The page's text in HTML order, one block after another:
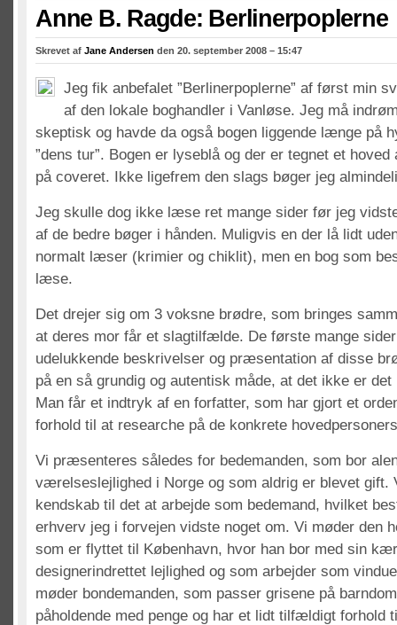
Anne B. Ragde: Berlinerpoplerne
Skrevet af Jane Andersen den 20. september 2008 – 15:47
Jeg fik anbefalet ”Berlinerpoplerne” af først min
af den lokale boghandler i Vanløse. Jeg må
skeptisk og havde da også bogen liggende længe på
”dens tur”. Bogen er lyseblå og der er tegnet et
på coveret. Ikke ligefrem den slags bøger jeg
Jeg skulle dog ikke læse ret mange sider før jeg
af de bedre bøger i hånden. Muligvis en der lå lidt
normalt læser (krimier og chiklit), men en bog som
læse.
Det drejer sig om 3 voksne brødre, som bringes
at deres mor får et slagtilfælde. De første mange
udelukkende beskrivelser og præsentation af disse
på en så grundig og autentisk måde, at det ikke er
Man får et indtryk af en forfatter, som har gjort et
forhold til at researche på de konkrete
Vi præsenteres således for bedemanden, som bor
værelseslejlighed i Norge og som aldrig er blevet gift.
kendskab til det at arbejde som bedemand, hvilket
erhverv jeg i forvejen vidste noget om. Vi møder den
som er flyttet til København, hvor han bor med sin
designerindrettet lejlighed og som arbejder som
møder bondemanden, som passer grisene på
påholdende med penge og har et lidt tilfældigt forhold